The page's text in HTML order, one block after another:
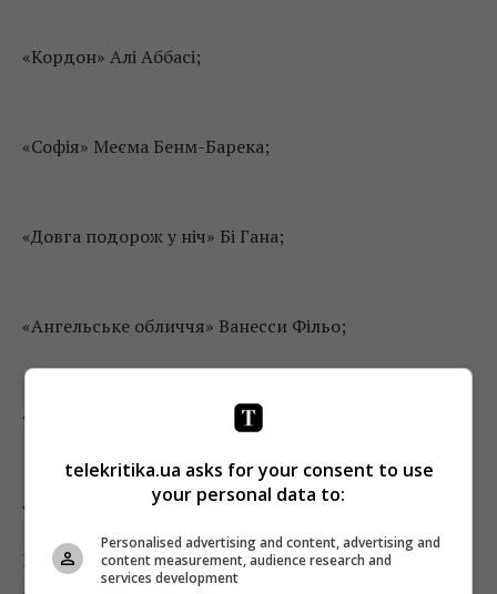
«Кордон» Алі Аббасі;
«Софія» Меєма Бенм-Барека;
«Довга подорож у ніч» Бі Гана;
«Ангельське обличчя» Ванесси Фільо;
«Дівчина» Лукаса Донта;
«Манто» Нандіти Дас.
Нагадаємо, що цього року Каннський
telekritika.ua asks for your consent to use
your personal data to:
Personalised advertising and content, advertising and
content measurement, audience research and
services development